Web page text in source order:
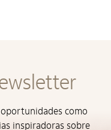
como
inspiradoras sobre